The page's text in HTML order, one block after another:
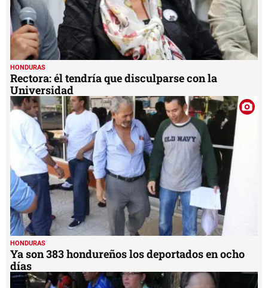
HONDURAS
Rectora: él tendría que disculparse con la
Universidad
HONDURAS
Ya son 383 hondureños los deportados en ocho
días